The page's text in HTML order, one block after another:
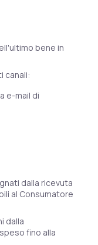
bene in
canali:
e-mail di
dalla ricevuta
al Consumatore
dalla
fino alla